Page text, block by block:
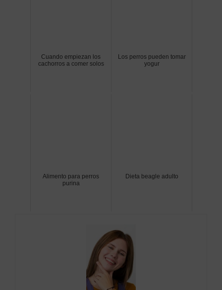
Cuando empiezan los
cachorros a comer solos
Los perros pueden tomar
yogur
Alimento para perros
purina
Dieta beagle adulto